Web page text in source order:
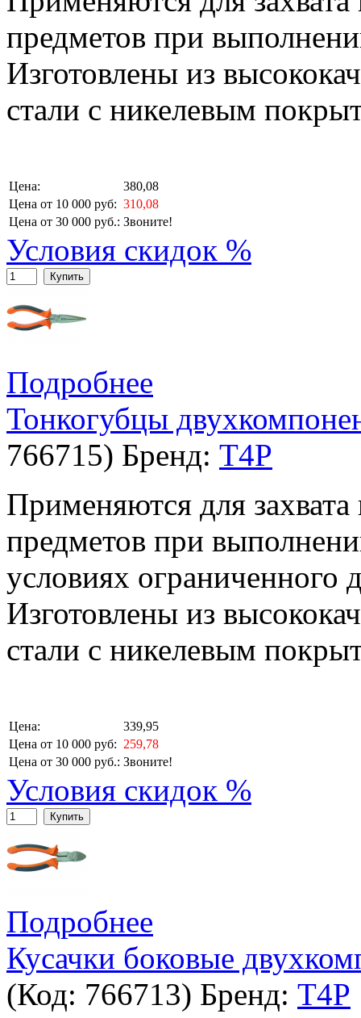
предметов при
Изготовлены из
стали с никелевым
Цена:
380,08
Цена от 10 000 руб: 310,08
Цена от 30 000 руб.: Звоните!
Условия скидок %
Купить
Подробнее
Тонкогубцы
766715) Бренд: T4P
Применяются для
предметов при
условиях ограниченного
Изготовлены из
стали с никелевым
Цена:
339,95
Цена от 10 000 руб: 259,78
Цена от 30 000 руб.: Звоните!
Условия скидок %
Купить
Подробнее
Кусачки боковые
(Код: 766713) Бренд: T4P